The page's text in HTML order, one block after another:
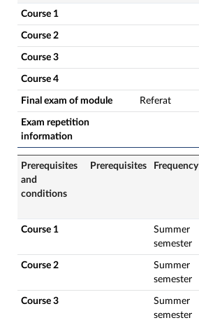
Course 1
Course 2
Course 3
Course 4
Final exam of module Referat
Exam repetition
information
Prerequisites
and
conditions
Prerequisites Frequency
Course 1
Summer
semester
Course 2
Summer
semester
Course 3
Summer
semester